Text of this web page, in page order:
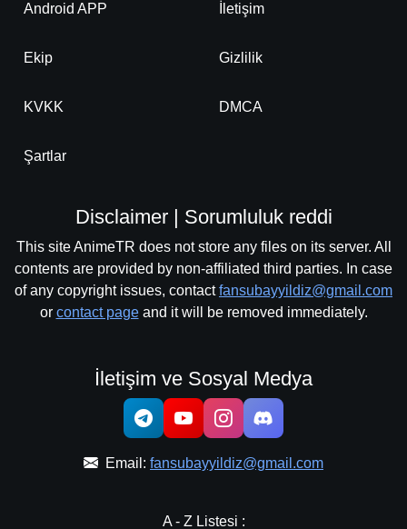
Android APP İletişim
Ekip Gizlilik
KVKK DMCA
Şartlar
Disclaimer | Sorumluluk reddi
This site AnimeTR does not store any files on its server. All
contents are provided by non-affiliated third parties. In case
of any copyright issues, contactfansubayyildiz@gmail.com
or contact pageand it will be removed immediately.
İletişim ve Sosyal Medya
Email: fansubayyildiz@gmail.com
A - Z Listesi :